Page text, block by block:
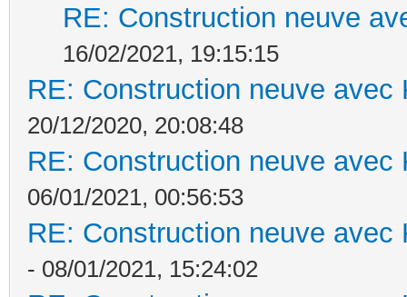
RE: Construction neuve
16/02/2021, 19:15:15
RE: Construction neuve avec
20/12/2020, 20:08:48
RE: Construction neuve avec
06/01/2021, 00:56:53
RE: Construction neuve avec
- 08/01/2021, 15:24:02